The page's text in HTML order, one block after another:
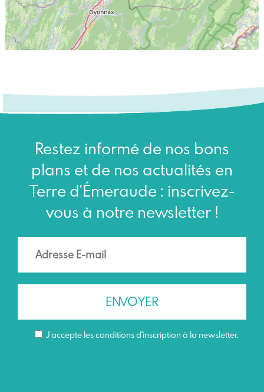
Restez informé de nos bons
plans et de nos actualités en
Terre d'Émeraude : inscrivez-
vous à notre newsletter !
J’accepte les conditions d'inscription à la newsletter.